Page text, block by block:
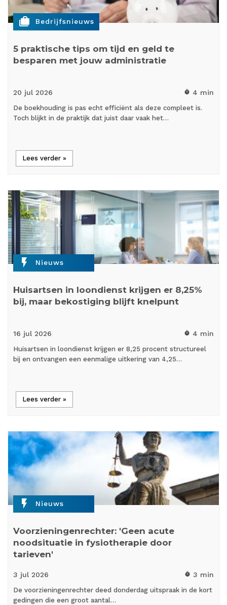
cases Bedrijfsnieuws
5 praktische tips om tijd en geld te
besparen met jouw administratie
20 jul 2026 timer 4 min
De boekhouding is pas echt efficiënt als deze compleet is.
Toch blijkt in de praktijk dat juist daar vaak het…
Lees verder »
flash_on Nieuws
Huisartsen in loondienst krijgen er 8,25%
bij, maar bekostiging blijft knelpunt
16 jul 2026 timer 4 min
Huisartsen in loondienst krijgen er 8,25 procent structureel
bij en ontvangen een eenmalige uitkering van 4,25…
Lees verder »
flash_on Nieuws
Voorzieningenrechter: 'Geen acute
noodsituatie in fysiotherapie door
tarieven'
3 jul 2026 timer 3 min
De voorzieningenrechter deed donderdag uitspraak in de kort
gedingen die een groot aantal…